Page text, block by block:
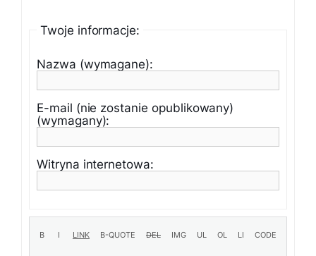
Twoje informacje:
Nazwa (wymagane):
E-mail (nie zostanie opublikowany)
(wymagany):
Witryna internetowa: